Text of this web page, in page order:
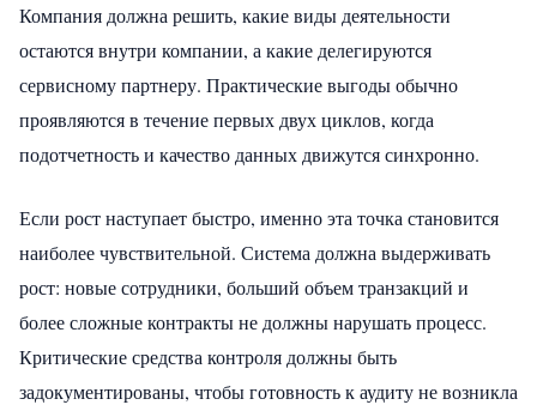
Компания должна решить, какие виды деятельности
остаются внутри компании, а какие делегируются
сервисному партнеру. Практические выгоды обычно
проявляются в течение первых двух циклов, когда
подотчетность и качество данных движутся синхронно.
Если рост наступает быстро, именно эта точка становится
наиболее чувствительной. Система должна выдерживать
рост: новые сотрудники, больший объем транзакций и
более сложные контракты не должны нарушать процесс.
Критические средства контроля должны быть
задокументированы, чтобы готовность к аудиту не возникла